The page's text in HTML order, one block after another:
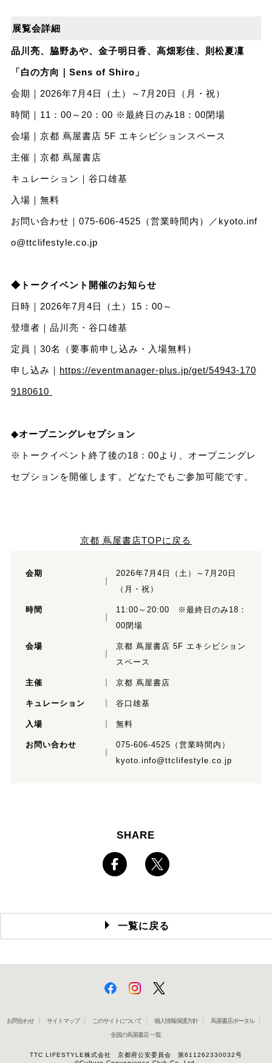
展覧会詳細
品川亮、脇野あや、金子明日香、高畑彩佳、則松夏凜
「白の方向｜Sens of Shiro」
会期｜2026年7月4日（土）～7月20日（月・祝）
時間｜11：00～20：00 ※最終日のみ18：00閉場
会場｜京都 蔦屋書店 5F エキシビションスペース
主催｜京都 蔦屋書店
キュレーション｜谷口雄基
入場｜無料
お問い合わせ｜075-606-4525（営業時間内）／ kyoto.inf
o@ttclifestyle.co.jp
◆トークイベント開催のお知らせ
日時｜2026年7月4日（土）15：00～
登壇者｜品川亮・谷口雄基
定員｜30名（要事前申し込み・入場無料）
申し込み｜ https://eventmanager-plus.jp/get/54943-170
9180610
◆オープニングレセプション
※トークイベント終了後の18：00より、オープニングレ
セプションを開催します。どなたでもご参加可能です。
京都 蔦屋書店TOPに戻る
会期
2026年7月4日（土）～7月20日
（月・祝）
時間
11:00～20:00 ※最終日のみ18：
00閉場
会場
京都 蔦屋書店 5F エキシビション
スペース
主催 京都 蔦屋書店
キュレーション 谷口雄基
入場 無料
お問い合わせ
075-606-4525（営業時間内）
kyoto.info@ttclifestyle.co.jp
SHARE
一覧に戻る
お問合わせ サイトマップ このサイトについて 個人情報保護方針 蔦屋書店ポータル
全国の蔦屋書店 一覧
TTC LIFESTYLE株式会社 京都府公安委員会 第611262330032号